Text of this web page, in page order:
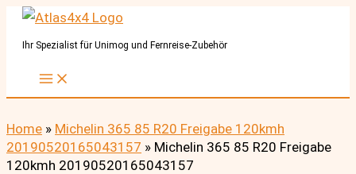
Zum
InhaltIhr Spezialist für Unimog und Fernreise-Zubehör
Home » Michelin 365 85 R20 Freigabe 120kmh
20190520165043157 » Michelin 365 85 R20 Freigabe
120kmh 20190520165043157